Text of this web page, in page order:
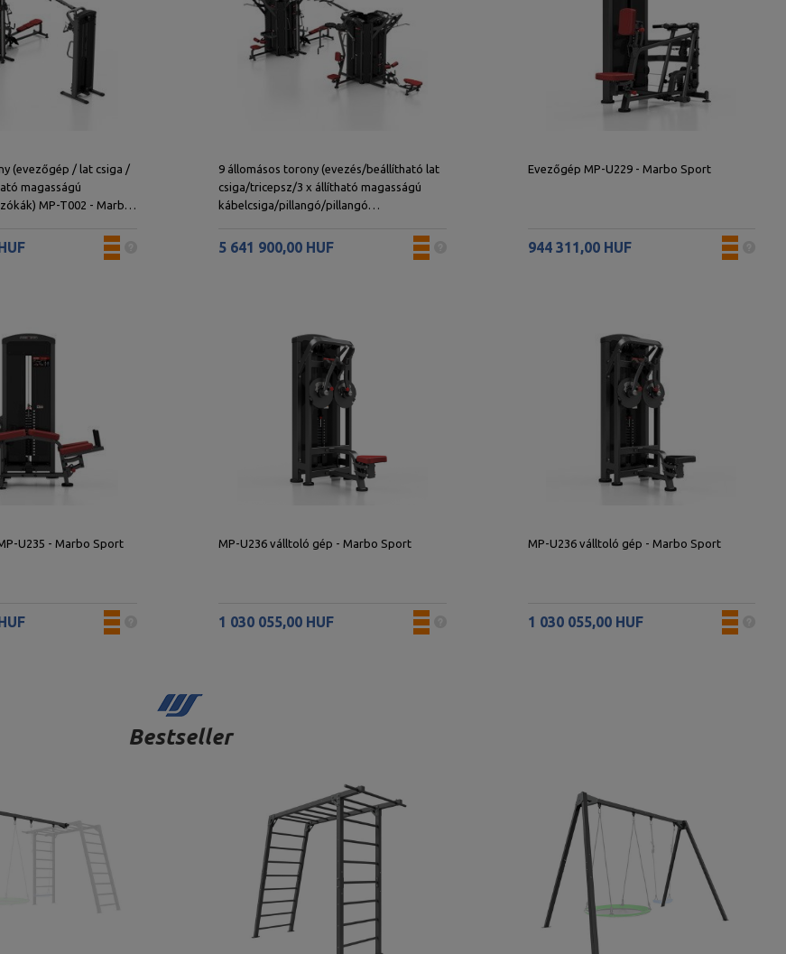
(evezőgép / lat csiga /
magasságú
MP-T002 - Marbo
9 állomásos torony (evezés/beállítható lat
csiga/tricepsz/3 x állítható magasságú
kábelcsiga/pillangó/pillangó
5 641 900,00 HUF
Evezőgép MP-U229 - Marbo Sport
944 311,00 HUF
U235 - Marbo Sport MP-U236 válltoló gép - Marbo Sport
1 030 055,00 HUF
MP-U236 válltoló gép - Marbo Sport
1 030 055,00 HUF
Bestseller